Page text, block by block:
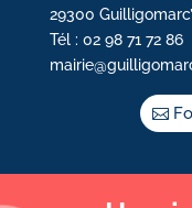
29300
Tél : 02 98 71 72 86